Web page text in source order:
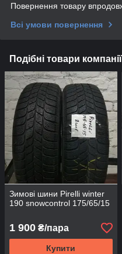
Повернення товару
Всі умови повернення
Подібні товари компанії
Зимові шини Pirelli winter
190 snowcontrol 175/65/15
1 900 ₴/пара
Купити